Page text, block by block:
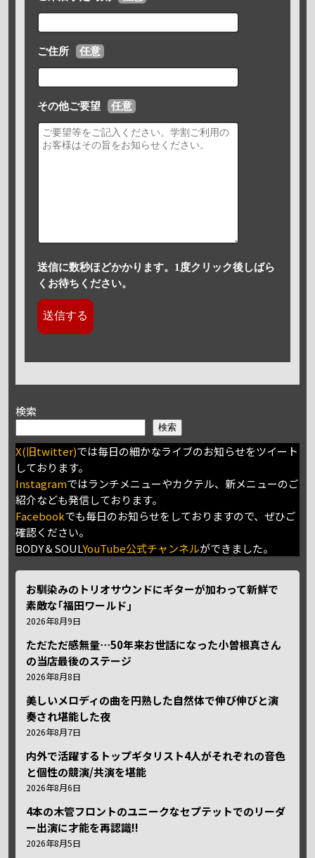
ご住所 任意
その他ご要望 任意
送信に数秒ほどかかります。1度クリック後しばら
くお待ちください。
検索
検索
X(旧twitter)では毎日の細かなライブのお知らせをツイート
しております。
Instagramではランチメニューやカクテル、新メニューのご
紹介なども発信しております。
Facebookでも毎日のお知らせをしておりますので、ぜひご
確認ください。
BODY＆SOULYouTube公式チャンネルができました。
お馴染みのトリオサウンドにギターが加わって新鮮で
素敵な｢福田ワールド｣
2026年8月9日
ただただ感無量⋯50年来お世話になった小曽根真さん
の当店最後のステージ
2026年8月8日
美しいメロディの曲を円熟した自然体で伸び伸びと演
奏され堪能した夜
2026年8月7日
内外で活躍するトップギタリスト4人がそれぞれの音色
と個性の競演/共演を堪能
2026年8月6日
4本の木管フロントのユニークなセプテットでのリーダ
ー出演に才能を再認識!!
2026年8月5日